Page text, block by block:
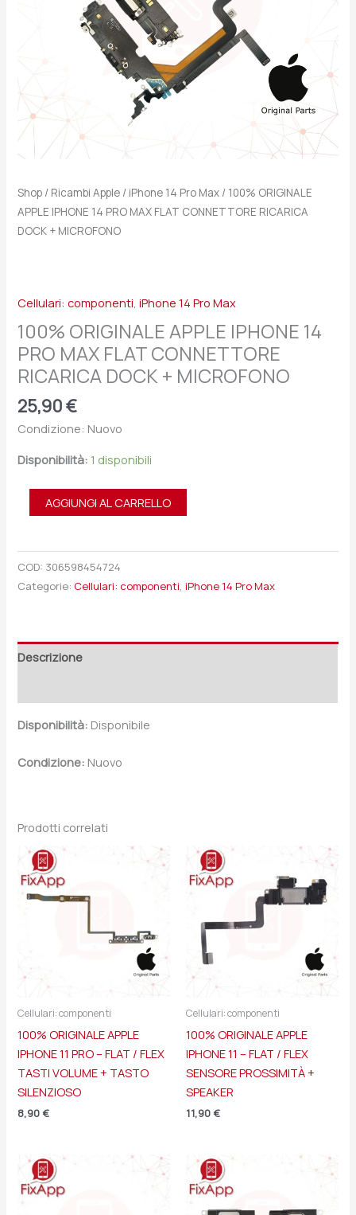
Shop / Ricambi Apple / iPhone 14 Pro Max / 100% ORIGINALE
APPLE IPHONE 14 PRO MAX FLAT CONNETTORE RICARICA
DOCK + MICROFONO
Cellulari: componenti,iPhone 14 Pro Max
100% ORIGINALE APPLE IPHONE 14
PRO MAX FLAT CONNETTORE
RICARICA DOCK + MICROFONO
25,90€
Condizione: Nuovo
Disponibilità: 1 disponibili
quantità
AGGIUNGI AL CARRELLO
COD: 306598454724
Categorie: Cellulari: componenti,iPhone 14 Pro Max
Descrizione
Disponibilità: Disponibile
Condizione: Nuovo
Prodotti correlati
Cellulari: componenti
100% ORIGINALE APPLE
IPHONE 11 PRO – FLAT / FLEX
TASTI VOLUME + TASTO
SILENZIOSO
8,90 €
Cellulari: componenti
100% ORIGINALE APPLE
IPHONE 11 – FLAT / FLEX
SENSORE PROSSIMITÀ +
SPEAKER
11,90 €